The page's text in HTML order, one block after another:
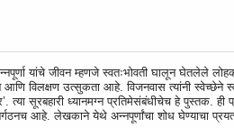
यांचे जीवन म्हणजे स्वतःभोवती घालून घेतलेले
विलक्षण उत्सुकता आहे. विजनवास त्यांनी स्वेच्छेने
त्या सूरबहारी ध्यानमग्न प्रतिमेसंबंधीचेच हे पुस्तक. ही
आहे. लेखकाने येथे अन्नपूर्णांचा शोध घेण्याचा